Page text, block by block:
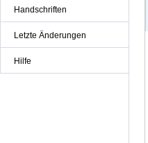
Handschriften
Letzte Änderungen
Hilfe